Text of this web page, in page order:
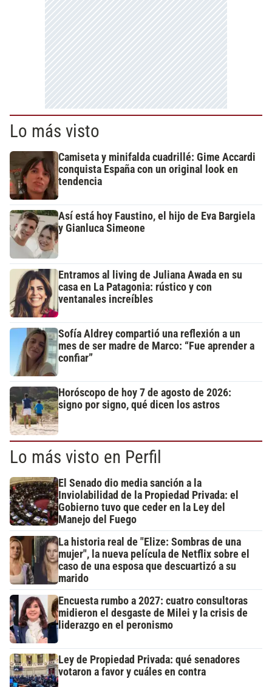
Lo más visto
Camiseta y minifalda cuadrillé: Gime Accardi
conquista España con un original look en
tendencia
Así está hoy Faustino, el hijo de Eva Bargiela
y Gianluca Simeone
Entramos al living de Juliana Awada en su
casa en La Patagonia: rústico y con
ventanales increíbles
Sofía Aldrey compartió una reflexión a un
mes de ser madre de Marco: “Fue aprender a
confiar”
Horóscopo de hoy 7 de agosto de 2026:
signo por signo, qué dicen los astros
Lo más visto en Perfil
El Senado dio media sanción a la
Inviolabilidad de la Propiedad Privada: el
Gobierno tuvo que ceder en la Ley del
Manejo del Fuego
La historia real de "Elize: Sombras de una
mujer", la nueva película de Netflix sobre el
caso de una esposa que descuartizó a su
marido
Encuesta rumbo a 2027: cuatro consultoras
midieron el desgaste de Milei y la crisis de
liderazgo en el peronismo
Ley de Propiedad Privada: qué senadores
votaron a favor y cuáles en contra